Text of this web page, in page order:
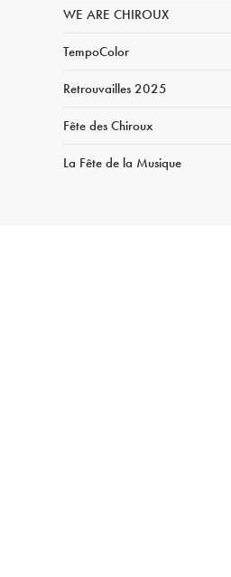
WE ARE CHIROUX
TempoColor
Retrouvailles 2025
Fête des Chiroux
La Fête de la Musique